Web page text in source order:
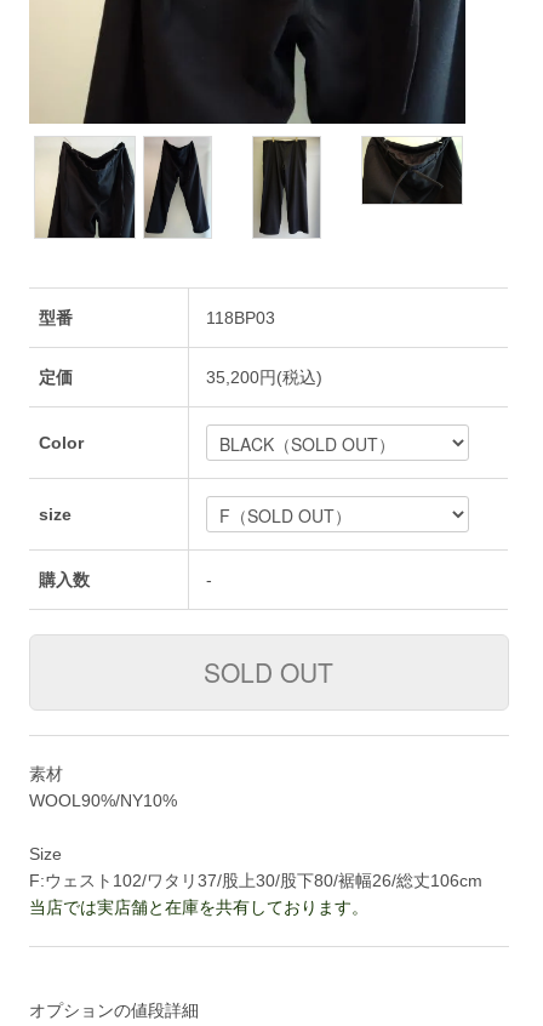
型番 118BP03
定価 35,200円(税込)
Color
size
購入数 -
素材
WOOL90%/NY10%
Size
F:ウェスト102/ワタリ37/股上30/股下80/裾幅26/総丈106cm
当店では実店舗と在庫を共有しております。
オプションの値段詳細